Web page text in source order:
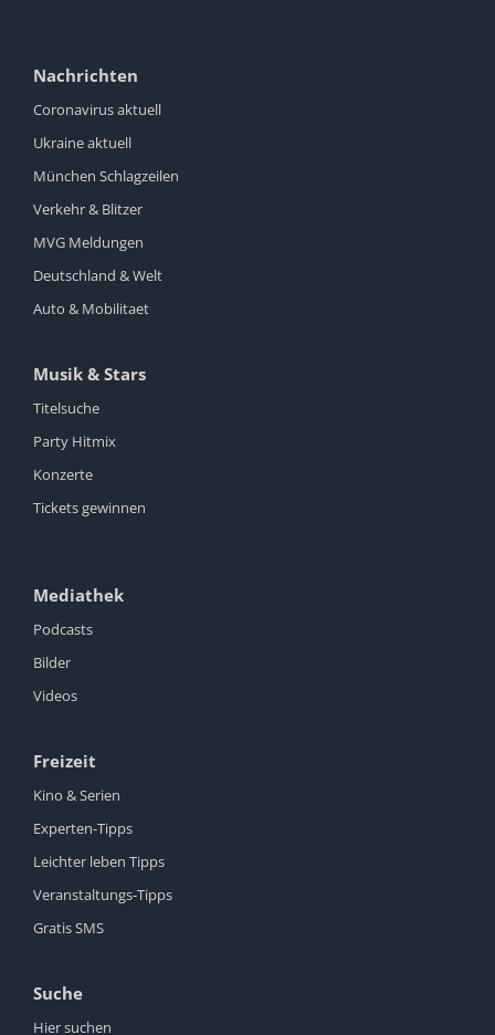
Nachrichten
Coronavirus aktuell
Ukraine aktuell
München Schlagzeilen
Verkehr & Blitzer
MVG Meldungen
Deutschland & Welt
Auto & Mobilitaet
Musik & Stars
Titelsuche
Party Hitmix
Konzerte
Tickets gewinnen
Mediathek
Podcasts
Bilder
Videos
Freizeit
Kino & Serien
Experten-Tipps
Leichter leben Tipps
Veranstaltungs-Tipps
Gratis SMS
Suche
Hier suchen